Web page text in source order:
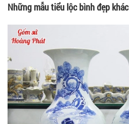
Những mẫu tiểu lộc bình đẹp khác